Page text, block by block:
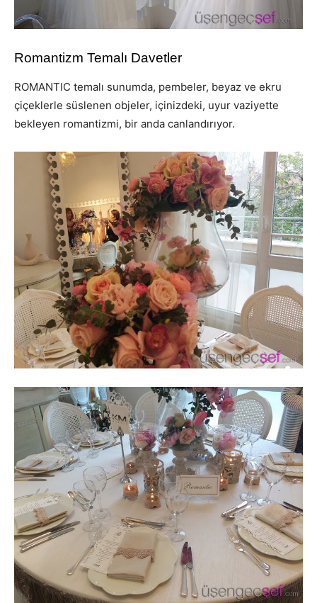
Romantizm Temalı Davetler
ROMANTIC temalı sunumda, pembeler, beyaz ve ekru
çiçeklerle süslenen objeler, içinizdeki, uyur vaziyette
bekleyen romantizmi, bir anda canlandırıyor.